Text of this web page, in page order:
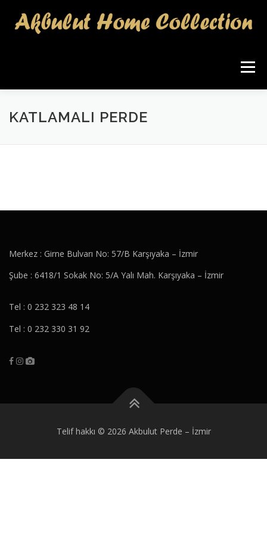
Menü
KATLAMALI PERDE
Merkez : Girne Bulvarı No: 57/B Karşıyaka – İzmir
Şube : 6418/1 Sokak No: 5/A Yalı Mah. Karşıyaka – İzmir
Tel : 0 232 323 48 14
Tel : 0 232 330 31 92
Telif hakkı © 2026 Akbulut Perde – İzmir